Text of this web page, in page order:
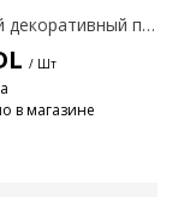
Овальный декоративный поднос из акации. Идеально подходит для организации небольших предметов или в качестве элегантного элемента декора. 13x30 см
/ Шт
в магазине